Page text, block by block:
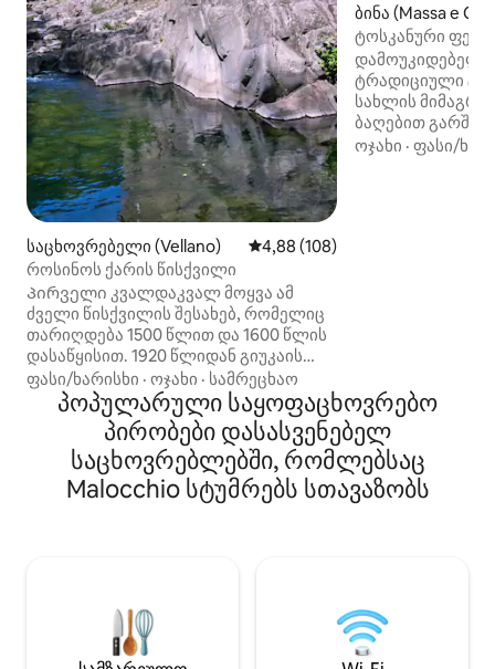
საცხოვრებელი (Vellano) საშუალო შეფასებაა 5‑დან
4,88 (108)
როსინოს ქარის წისქვილი
Პირველი კვალდაკვალ მოყვა ამ
ძველი წისქვილის შესახებ, რომელიც
თარიღდება 1500 წლით და 1600 წლის
დასაწყისით. 1920 წლიდან გიუკაის
ოჯახის საკუთრება იყო, ბოლო
ხელძღვანელმა სკანერინი მარინომ
თქვა: „როსინო“. Წისქვილზე,
რომელიც შვეიცარიის პესკიაინას
შუაგულში მდებარეობს, ერთადერთი
საკუთრებაა, რომელსაც უცვლელი
აქვს თავდაპირველი გვირაბი,
გამოსვლისას არის კერძო პლაჟი
ექსკლუზიური წვდომით ბუნებრივ
საცურაო აუზზე, რომელიც
ფასი/ხარისხი · ოჯახი · სამრეცხაო
ბინა (Massa e
ტოსკანური
ტერასით და
დამოუკიდებელი
ტრადიციული
სახლის
ბაღებით
საერთო ტერასით
სიარულისთვის
ადგილობრივი
გამოირჩევა.
2 აპარტამენტი,
მოწევა
ოჯახი ·ფასი/
პოპულარული საყოფაცხოვრებო
პირობები დასასვენებელ
საცხოვრებლებში, რომლებსაც
Malocchio სტუმრებს სთავაზობს